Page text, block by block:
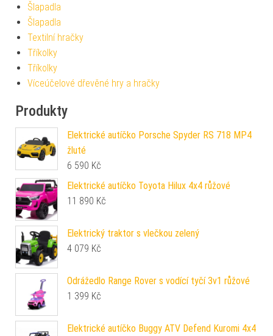
Šlapadla
Šlapadla
Textilní hračky
Tříkolky
Tříkolky
Víceúčelové dřevěné hry a hračky
Produkty
Elektrické autíčko Porsche Spyder RS 718 MP4
žluté
6 590 Kč
Elektrické autíčko Toyota Hilux 4x4 růžové
11 890 Kč
Elektrický traktor s vlečkou zelený
4 079 Kč
Odrážedlo Range Rover s vodící tyčí 3v1 růžové
1 399 Kč
Elektrické autíčko Buggy ATV Defend Kuromi 4x4